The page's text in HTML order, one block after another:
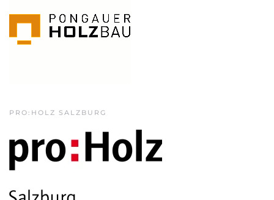
PRO:HOLZ SALZBURG